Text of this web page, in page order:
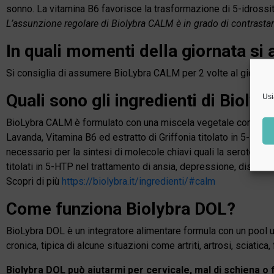
sonno. La vitamina B6 favorisce la trasformazione di 5-
L’assunzione regolare di Biolybra CALM è in grado di
In quali momenti della giornata si
Si consiglia di assumere BioLybra CALM per 2 volte al
Quali sono gli ingredienti di
BioLybra CALM è formulato con una miscela vegetale
Lavanda, Vitamina B6 ed estratto di Griffonia titolato in 5-HTP,
necessario per la sintesi di molecole chiavi quali la
titolati in 5-HTP nel trattamento di ansia, depressione, disturbi
Scopri di più https://biolybra.it/ingredienti/#calm
Come funziona Biolybra DOL?
BioLybra DOL è un integratore alimentare formula con un
cronica, tipica di alcune situazioni come artriti, artrosi,
Biolybra DOL può aiutarmi per cervicale, mal di schiena